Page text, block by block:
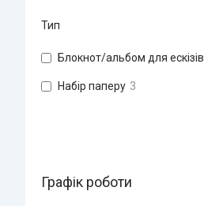
Тип
Блокнот/альбом для ескізів
Набір паперу 3
Графік роботи